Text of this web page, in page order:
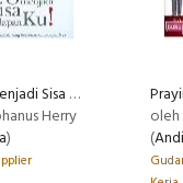
Jangan Menjadi Sisa di hadapanKu (Menjadi seorang penyembuh yang berkenan di hadapanNya)
Herry
)
oleh
(